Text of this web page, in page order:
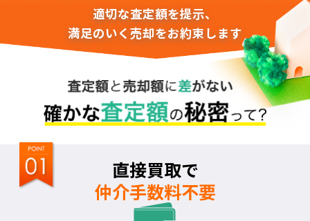
適切な査定額を提示、
満足のいく売却をお約束します
直接買取で
仲介手数料不要